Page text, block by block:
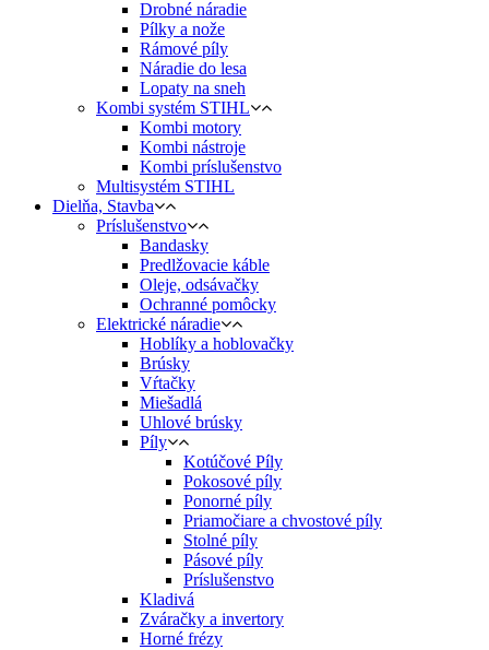
Drobné náradie
Pílky a nože
Rámové píly
Náradie do lesa
Lopaty na sneh
Kombi systém STIHL
Kombi motory
Kombi nástroje
Kombi príslušenstvo
Multisystém STIHL
Dielňa, Stavba
Príslušenstvo
Bandasky
Predlžovacie káble
Oleje, odsávačky
Ochranné pomôcky
Elektrické náradie
Hoblíky a hoblovačky
Brúsky
Vŕtačky
Miešadlá
Uhlové brúsky
Píly
Kotúčové Píly
Pokosové píly
Ponorné píly
Priamočiare a chvostové píly
Stolné píly
Pásové píly
Príslušenstvo
Kladivá
Zváračky a invertory
Horné frézy